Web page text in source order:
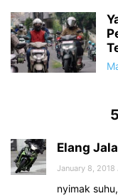
Elang
January 8, 2018
nyimak